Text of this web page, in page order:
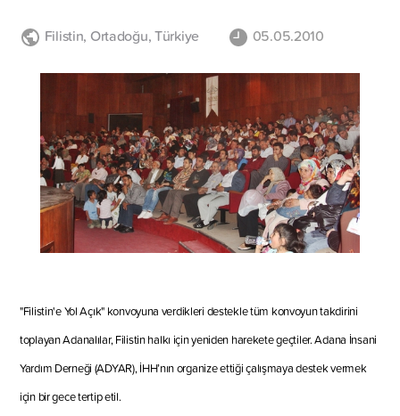
Filistin, Ortadoğu,Türkiye 05.05.2010
"Filistin'e Yol Açık" konvoyuna verdikleri destekle tüm konvoyun takdirini
toplayan Adanalılar,Filistin halkı içinyeniden harekete geçtiler. Adana İnsani
Yardım Derneği (ADYAR), İHH’nın organize ettiği çalışmaya destek vermek
için bir gece tertip etil.